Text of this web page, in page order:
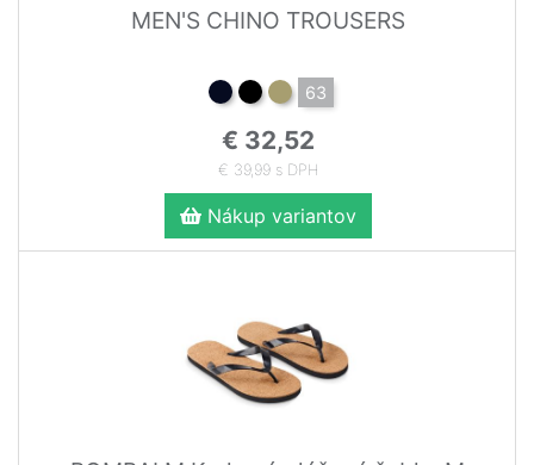
MEN'S CHINO TROUSERS
63
€ 32,52
€ 39,99 s DPH
Nákup variantov